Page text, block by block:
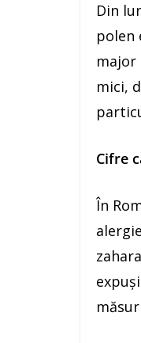
Din
polen
major
mici,
Cifre
În